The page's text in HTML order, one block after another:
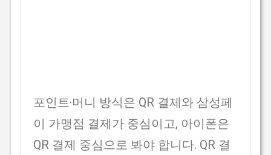
포인트·머니 방식은 QR 결제와 삼성페
이 가맹점 결제가 중심이고, 아이폰은
QR 결제 중심으로 봐야 합니다. QR 결